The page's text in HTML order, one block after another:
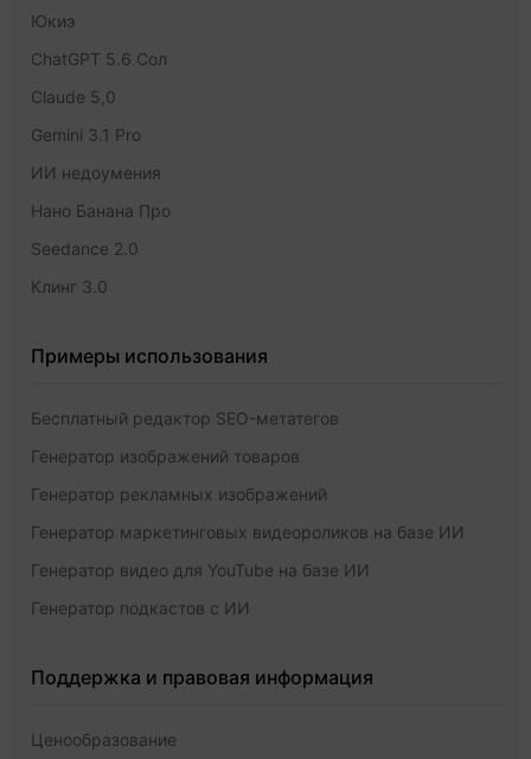
Юкиэ
ChatGPT 5.6 Сол
Claude 5,0
Gemini 3.1 Pro
ИИ недоумения
Нано Банана Про
Seedance 2.0
Клинг 3.0
Примеры использования
Бесплатный редактор SEO-метатегов
Генератор изображений товаров
Генератор рекламных изображений
Генератор маркетинговых видеороликов на базе ИИ
Генератор видео для YouTube на базе ИИ
Генератор подкастов с ИИ
Поддержка и правовая информация
Ценообразование